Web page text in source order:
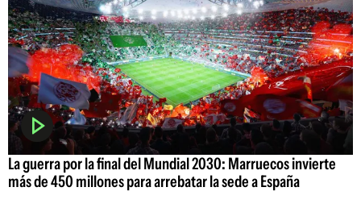
La guerra por la final del Mundial 2030: Marruecos invierte
más de 450 millones para arrebatar la sede a España